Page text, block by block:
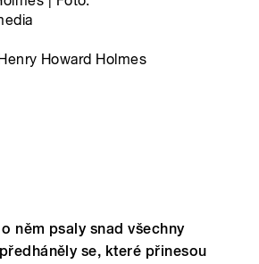
Howard Holmes
něm psaly snad všechny
se, které přinesou